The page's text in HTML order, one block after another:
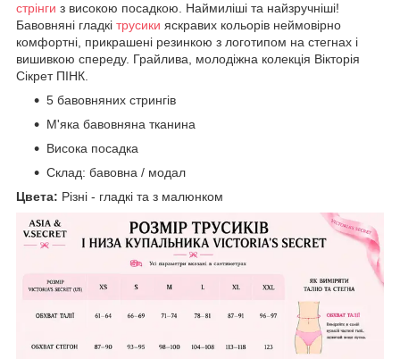
стрінги з високою посадкою. Наймиліші та найзручніші!
Бавовняні гладкі трусики яскравих кольорів неймовірно
комфортні, прикрашені резинкою з логотипом на стегнах і
вишивкою спереду. Грайлива, молодіжна колекція Вікторія
Сікрет ПІНК.
5 бавовняних стрингів
М'яка бавовняна тканина
Висока посадка
Склад: бавовна / модал
Цвета: Різні - гладкі та з малюнком